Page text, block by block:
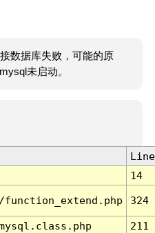
数据库失败，可能的原
未启动。
Line
14
324
211